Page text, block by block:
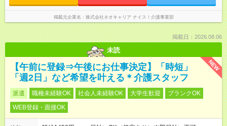
掲載元企業名 株式会社ネオキャリア ナイス！介護事業部
掲載日：2026.08.06
未読
NEW
【午前に登録⇒午後にお仕事決定】「時短」
「週2日」など希望を叶える＊介護スタッフ
派遣 職種未経験OK 社会人未経験OK 大学生歓迎
ブランクOK
WEB登録・面接OK